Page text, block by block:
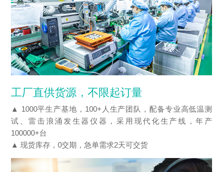
工厂直供货源，不限起订量
▲ 1000平生产基地，100+人生产团队，配备专业高低温测
试、雷击浪涌发生器仪器，采用现代化生产线，年产
100000+台
▲ 现货库存，0交期，急单需求2天可交货